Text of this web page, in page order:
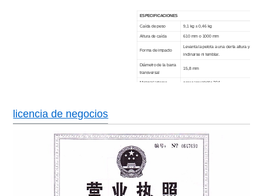
ESPECIFICACIONES
Caída de peso 9,1 kg ± 0,46 kg
Altura de caída 610 mm o 1000 mm
Forma de impacto
Levanta la pelota a una cierta altura y
inclinarse ni temblar.
Diámetro de la barra
transversal
15,8 mm
Material interno acero inoxidable 304
impacto
estrellas planas de acero inoxidable
Peso alrededor de 145 kg
Fuente de
alimentación
CA 220V 50 / 60HZ
licencia de negocios